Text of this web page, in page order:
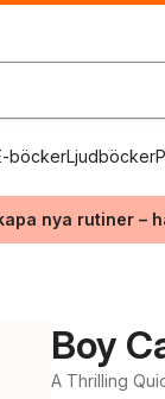
böckerLjudböcker
nya rutiner –
Boy
A Thrilling